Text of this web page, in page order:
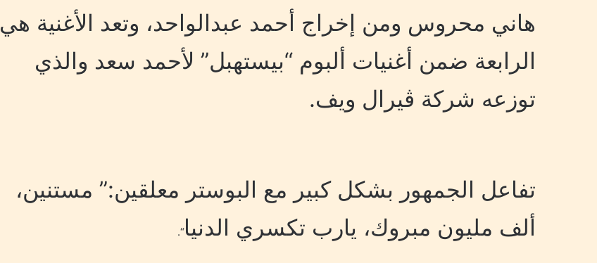
هاني محروس ومن إخراج أحمد عبدالواحد، وتعد الأغنية هي
الرابعة ضمن أغنيات ألبوم “بيستهبل” لأحمد سعد والذي
توزعه شركة ڤيرال ويف.
تفاعل الجمهور بشكل كبير مع البوستر معلقين:” مستنين،
ألف مليون مبروك، يارب تكسري الدنيا“.